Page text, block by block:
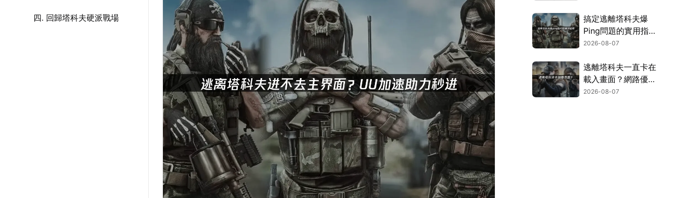
四. 回歸塔科夫硬派戰場
搞定逃離塔科夫爆
Ping問題的實用指
南！
2026-08-07
逃離塔科夫一直卡在
載入畫面？網路優化
與資源釋放完整指
2026-08-07